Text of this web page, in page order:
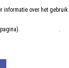
informatie over het gebruik
.